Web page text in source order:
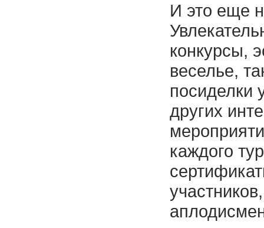
И это еще
конкурсы,
веселье,
посиделки
других
каждого